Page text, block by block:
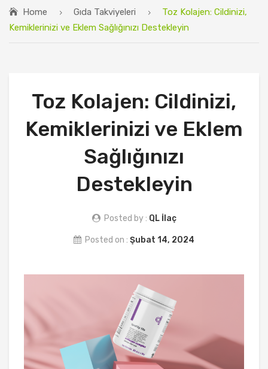
İLETIŞIM
Home Gıda Takviyeleri
Toz Kolajen: Cildinizi,
Kemiklerinizi ve Eklem Sağlığınızı Destekleyin
Toz Kolajen: Cildinizi,
Kemiklerinizi ve Eklem
Sağlığınızı
Destekleyin
Posted by : QL İlaç
Posted on : Şubat 14, 2024